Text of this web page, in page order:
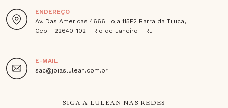
ENDEREÇO
Av. Das Americas 4666 Loja 115E2 Barra da Tijuca,
Cep - 22640-102 - Rio de Janeiro - RJ
E-MAIL
sac@joiaslulean.com.br
SIGA A LULEAN NAS REDES